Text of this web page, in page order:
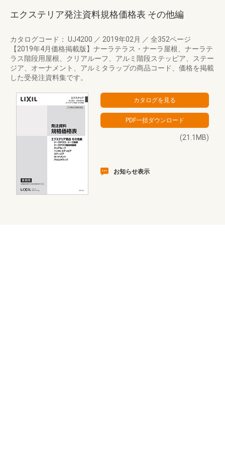
エクステリア発注資料規格価格表 その他編
カタログコード： UJ4200 ／ 2019年02月 ／ 全352ページ
【2019年4月価格掲載版】ナーラテラス・ナーラ屋根、ナーラテ
ラス階段用屋根、クリアルーフ、アルミ階段ステッピア、ステー
ジア、オーナメント、アルミタラップの商品コード、価格を掲載
した受発注資料集です。
(21.1MB)
お知らせ表示